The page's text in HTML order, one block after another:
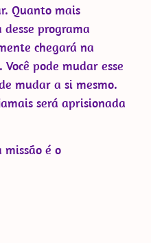
Quanto mais
programa
chegará na
pode mudar esse
mudar a si mesmo.
será aprisionada
missão é o